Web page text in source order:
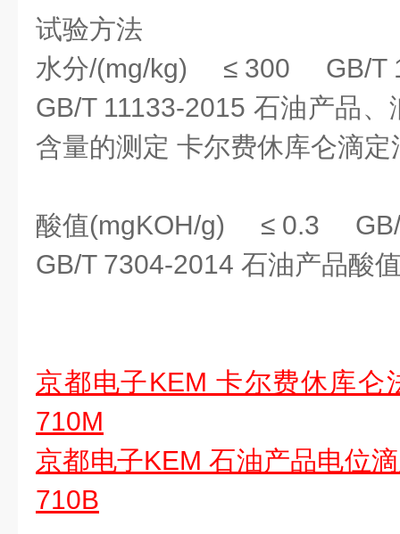
试验方法
水分/(mg/kg) ≤ 300 GB/T
GB/T 11133-2015 石油产品
含量的测定 卡尔费休库仑滴定
酸值(mgKOH/g) ≤ 0.3 GB/
GB/T 7304-2014 石油产品酸
京都电子KEM 卡尔费休库仑
710M
京都电子KEM 石油产品电位
710B